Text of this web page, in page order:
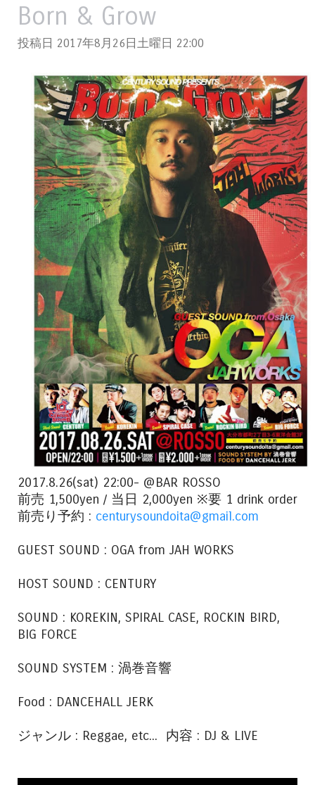
Born & Grow
投稿日 2017年8月26日土曜日 22:00
2017.8.26(sat) 22:00- @BAR ROSSO
前売 1,500yen / 当日 2,000yen ※要 1 drink order
前売り予約 : centurysoundoita@gmail.com
GUEST SOUND : OGA from JAH WORKS
HOST SOUND : CENTURY
SOUND : KOREKIN, SPIRAL CASE, ROCKIN BIRD,
BIG FORCE
SOUND SYSTEM : 渦巻音響
Food : DANCEHALL JERK
ジャンル : Reggae, etc... 内容 : DJ & LIVE